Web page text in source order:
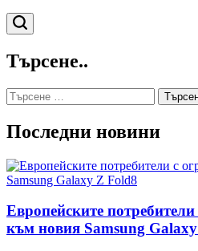
Търсене
Търсене..
Търсене
за:
Последни новини
Европейските
към новия Samsung